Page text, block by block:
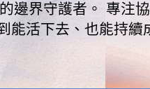
邊界守護者。 專注
活下去、也能持續